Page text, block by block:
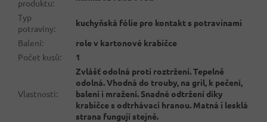
produktu:
Typ
potraviny:
kuchyňská fólie pro kontakt s potravinami
Balení:
role v kartonové krabičce
Počet kusů: 1
Vlastnosti:
Zvlášť odolná proti roztržení. Tepelně
odolná. Vhodná do trouby, na gril, k pečení,
balení i mražení. Snadné odtržení díky
krabičce s odtrhávací hranou. Matná i lesklá
strana fungují stejně.